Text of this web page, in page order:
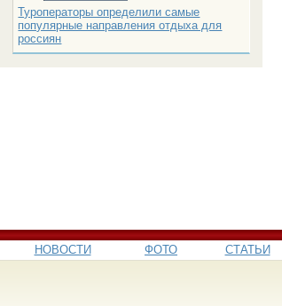
Туроператоры определили самые
популярные направления отдыха для
россиян
НОВОСТИ ФОТО СТАТЬИ